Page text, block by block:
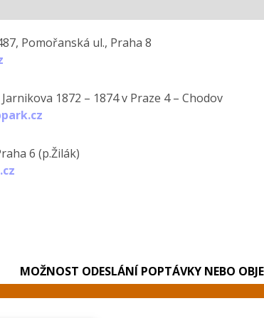
Pomořanská ul., Praha 8
1872 – 1874 v Praze 4 – Chodov
6 (p.Žilák)
MOŽNOST ODESLÁNÍ POPTÁVKY NEBO